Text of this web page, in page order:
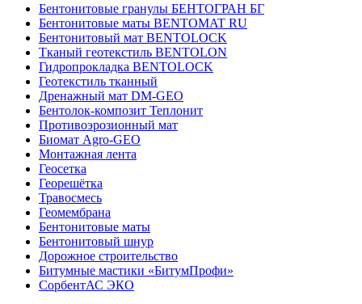
Бентонитовые гранулы БЕНТОГРАН БГ
Бентонитовые маты BENTOMAT RU
Бентонитовый мат BENTOLOCK
Тканый геотекстиль BENTOLON
Гидропрокладка BENTOLOCK
Геотекстиль тканный
Дренажный мат DM-GEO
Бентолок-композит Теплонит
Противоэрозионный мат
Биомат Agro-GEO
Монтажная лента
Геосетка
Георешётка
Травосмесь
Геомембрана
Бентонитовые маты
Бентонитовый шнур
Дорожное строительство
Битумные мастики «БитумПрофи»
СорбентАС ЭКО